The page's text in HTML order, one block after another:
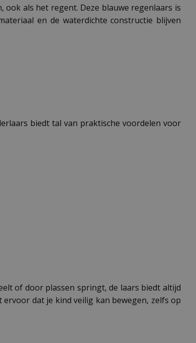
ook als het regent. Deze blauwe regenlaars is
en de waterdichte constructie blijven
biedt tal van praktische voordelen voor
of door plassen springt, de laars biedt altijd
dat je kind veilig kan bewegen, zelfs op